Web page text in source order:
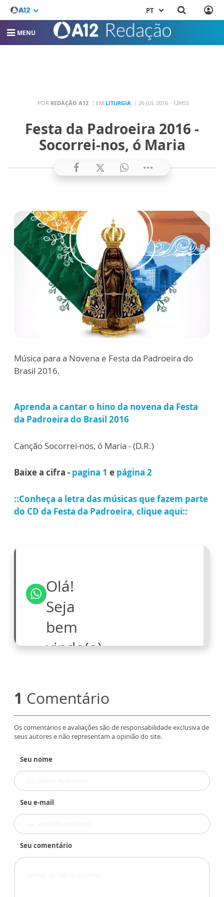
PT
MENU
POR REDAÇÃO A12 EM LITURGIA 26 JUL 2016 - 12H55
Festa da Padroeira 2016 -
Socorrei-nos, ó Maria
Música para a Novena e Festa da Padroeira do
Brasil 2016.
Aprenda a cantar o hino da novena da Festa
da Padroeira do Brasil 2016
Canção Socorrei-nos, ó Maria - (D.R.)
Baixe a cifra - pagina 1 e página 2
::Conheça a letra das músicas que fazem parte
do CD da Festa da Padroeira, clique aqui::
1 Comentário
Os comentários e avaliações são de responsabilidade exclusiva de
seus autores e não representam a opinião do site.
Seu nome
Seu e-mail
Seu comentário